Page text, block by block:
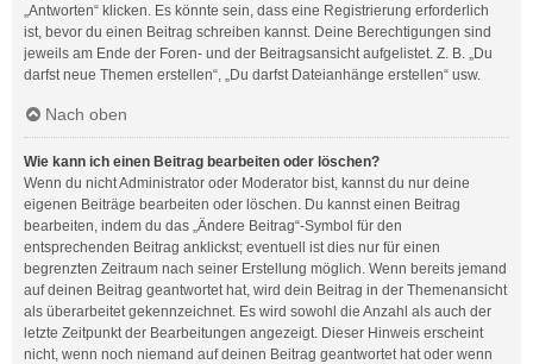
„Antworten“ klicken. Es könnte sein, dass eine Registrierung erforderlich
ist, bevor du einen Beitrag schreiben kannst. Deine Berechtigungen sind
jeweils am Ende der Foren- und der Beitragsansicht aufgelistet. Z. B. „Du
darfst neue Themen erstellen“, „Du darfst Dateianhänge erstellen“ usw.
Nach oben
Wie kann ich einen Beitrag bearbeiten oder löschen?
Wenn du nicht Administrator oder Moderator bist, kannst du nur deine
eigenen Beiträge bearbeiten oder löschen. Du kannst einen Beitrag
bearbeiten, indem du das „Ändere Beitrag“-Symbol für den
entsprechenden Beitrag anklickst; eventuell ist dies nur für einen
begrenzten Zeitraum nach seiner Erstellung möglich. Wenn bereits jemand
auf deinen Beitrag geantwortet hat, wird dein Beitrag in der Themenansicht
als überarbeitet gekennzeichnet. Es wird sowohl die Anzahl als auch der
letzte Zeitpunkt der Bearbeitungen angezeigt. Dieser Hinweis erscheint
nicht, wenn noch niemand auf deinen Beitrag geantwortet hat oder wenn